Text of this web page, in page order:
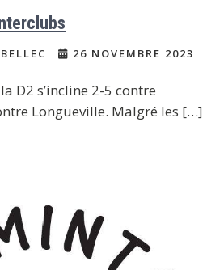
26 NOVEMBRE 2023
D2 s’incline 2-5 contre
Longueville. Malgré les […]